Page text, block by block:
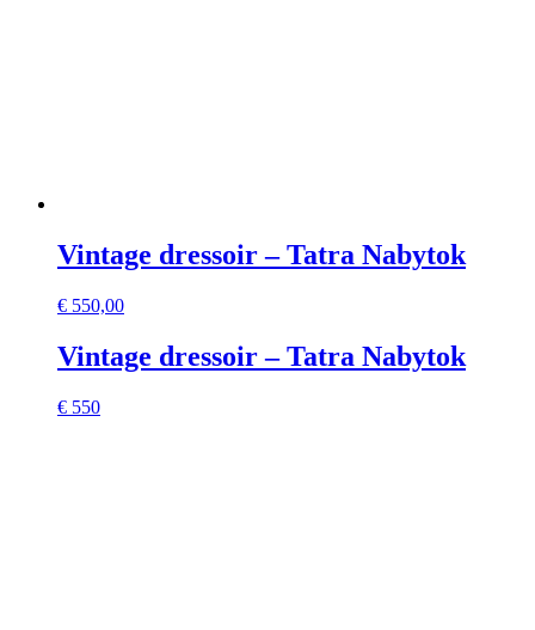
Vintage dressoir – Tatra Nabytok
€ 550,00
Vintage dressoir – Tatra Nabytok
€ 550